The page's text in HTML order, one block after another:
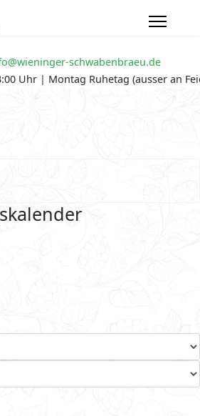
schwabenbraeu.de
Uhr | Montag Ruhetag (ausser an